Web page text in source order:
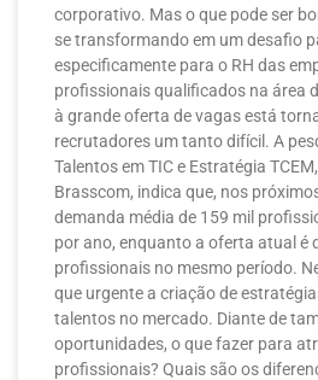
corporativo. Mas o que pode ser
se transformando em um desafio
especificamente para o RH das
profissionais qualificados na área
à grande oferta de vagas está
recrutadores um tanto difícil. A
Talentos em TIC e Estratégia
Brasscom, indica que, nos
demanda média de 159 mil
por ano, enquanto a oferta atual é
profissionais no mesmo período.
que urgente a criação de
talentos no mercado. Diante de
oportunidades, o que fazer para
profissionais? Quais são os